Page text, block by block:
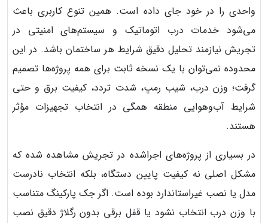
واحدی را در خود جای داده است. همین تنوع کاربری باعث
می‌شود خدمات درب اتوماتیک و سیستم‌های امنیتی در
تجریش نیازمند تحلیل دقیق شرایط هر ساختمان باشد. در این
محدوده نمی‌توان با یک نسخه ثابت برای همه پروژه‌ها تصمیم
گرفت؛ وزن درب، شیب رمپ، شدت تردد، کیفیت برق و حتی
شرایط آب‌وهوایی منطقه همگی در انتخاب تجهیزات مؤثر
هستند.
در بسیاری از پروژه‌های اجراشده در تجریش مشاهده شده که
مشکل اصلی نه کیفیت پایین دستگاه، بلکه انتخاب نادرست
مدل یا نصب غیراستاندارد بوده است. اگر جک پارکینگ متناسب
با وزن درب انتخاب نشود یا قفل برقی بدون رگلاژ دقیق نصب